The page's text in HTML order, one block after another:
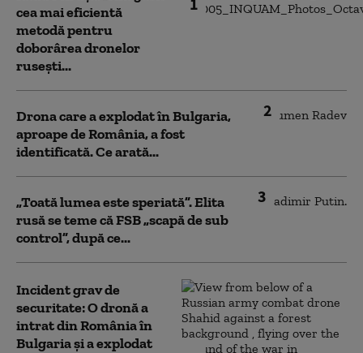
cea mai eficientă
metodă pentru
doborârea dronelor
rusești...
2
Drona care a explodat în Bulgaria,
aproape de România, a fost
identificată. Ce arată...
3
„Toată lumea este speriată”. Elita
rusă se teme că FSB „scapă de sub
control”, după ce...
Incident grav de
securitate: O dronă a
intrat din România în
Bulgaria şi a explodat